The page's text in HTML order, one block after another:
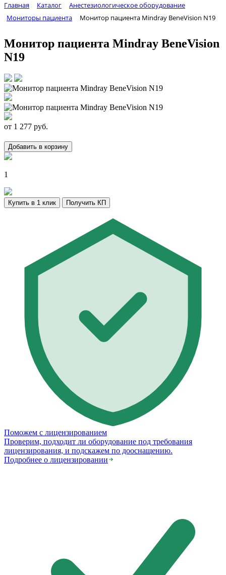
Главная Каталог
Анестезиологическое оборудование
Мониторы пациента
Монитор пациента Mindray BeneVision N19
Монитор пациента Mindray BeneVision
N19
от 1 277 руб.
Добавить в корзину
1
Купить в 1 клик Получить КП
Поможем с лицензированием
Проверим, подходит ли оборудование под требования
лицензирования, и подскажем по дооснащению.
Подробнее о лицензировании